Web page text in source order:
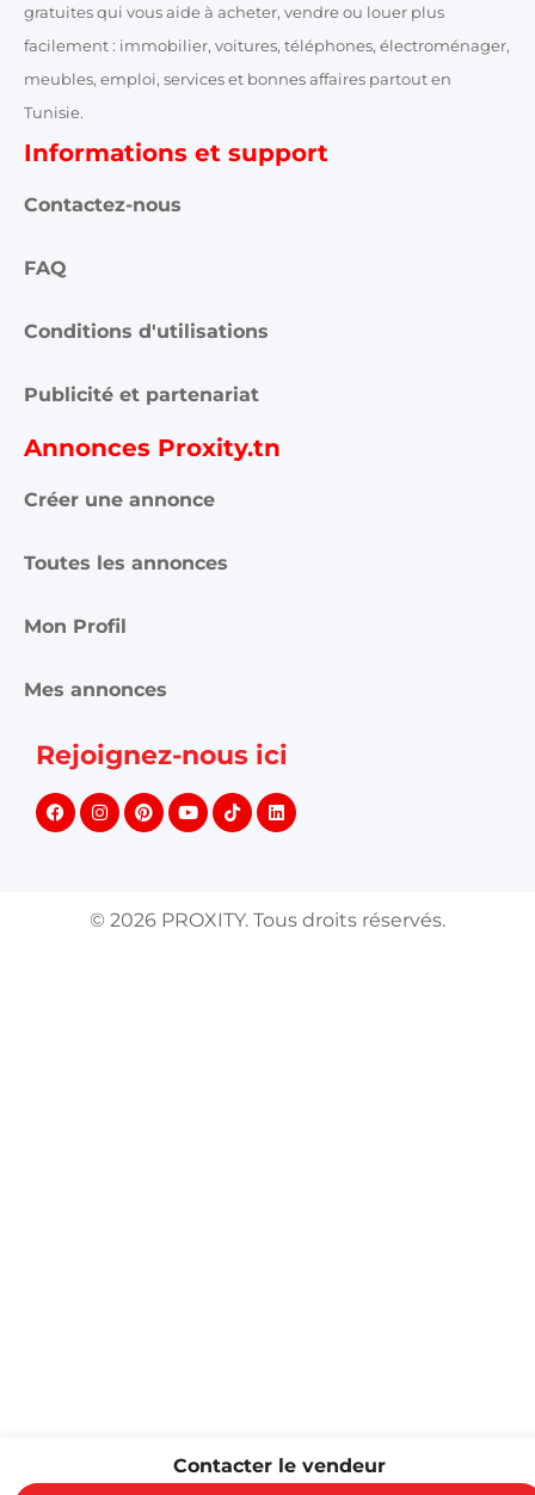
Contacter le vendeur
gratuites qui vous aide à acheter, vendre ou louer plus
facilement : immobilier, voitures, téléphones, électroménager,
meubles, emploi, services et bonnes affaires partout en
Tunisie.
Informations et support
Contactez-nous
FAQ
Conditions d'utilisations
Publicité et partenariat
Annonces Proxity.tn
Créer une annonce
Toutes les annonces
Mon Profil
Mes annonces
Rejoignez-nous ici
© 2026 PROXITY. Tous droits réservés.